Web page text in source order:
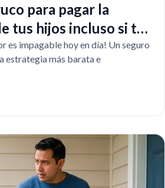
para pagar la
tus hijos incluso si tú
es impagable hoy en día! Un seguro
estrategia más barata e